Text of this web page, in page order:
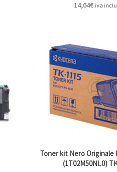
14,64€ iva
Toner kit Nero Originale
(1T02M50NL0)